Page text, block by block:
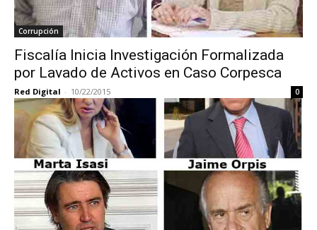
Corrupción
Fiscalía Inicia Investigación Formalizada
por Lavado de Activos en Caso Corpesca
Red Digital - 10/22/2015 0